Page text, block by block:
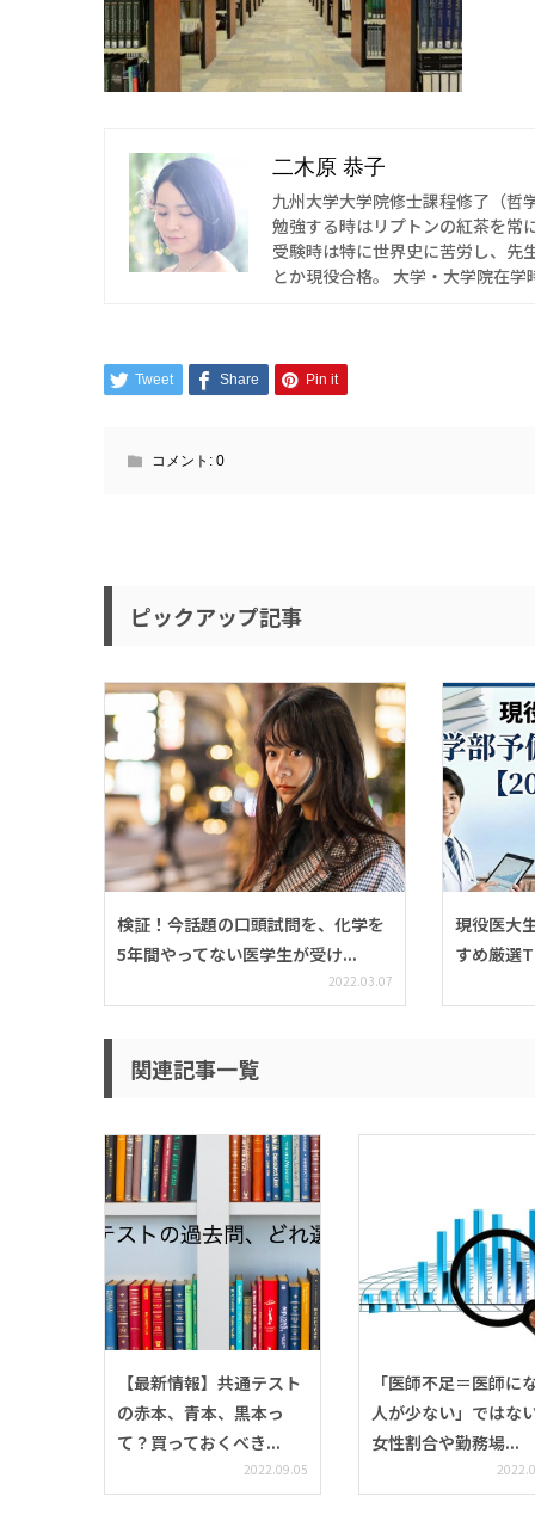
二木原 恭子
九州大学大学院修士課程修了（哲
勉強する時はリプトンの紅茶を常
受験時は特に世界史に苦労し、先
とか現役合格。 大学・大学院在
Tweet Share Pin it
コメント: 0
ピックアップ記事
検証！今話題の口頭試問を、化学を
5年間やってない医学生が受け...
2022.03.07
現役医大
すめ厳選
関連記事一覧
【最新情報】共通テスト
の赤本、青本、黒本っ
て？買っておくべき...
2022.09.05
「医師不足＝医師に
人が少ない」ではな
女性割合や勤務場...